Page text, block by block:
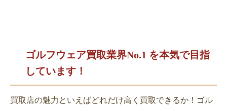
ゴルフウェア買取業界No.1 を本気で目指
しています！
買取店の魅力といえばどれだけ高く買取できるか！ゴル